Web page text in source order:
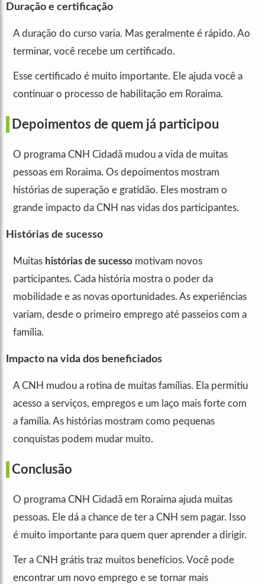
Duração e certificação
A duração do curso varia. Mas geralmente é rápido. Ao
terminar, você recebe um certificado.
Esse certificado é muito importante. Ele ajuda você a
continuar o processo de habilitação em Roraima.
Depoimentos de quem já participou
O programa CNH Cidadã mudou a vida de muitas
pessoas em Roraima. Os depoimentos mostram
histórias de superação e gratidão. Eles mostram o
grande impacto da CNH nas vidas dos participantes.
Histórias de sucesso
Muitas histórias de sucesso motivam novos
participantes. Cada história mostra o poder da
mobilidade e as novas oportunidades. As experiências
variam, desde o primeiro emprego até passeios com a
família.
Impacto na vida dos beneficiados
A CNH mudou a rotina de muitas famílias. Ela permitiu
acesso a serviços, empregos e um laço mais forte com
a família. As histórias mostram como pequenas
conquistas podem mudar muito.
Conclusão
O programa CNH Cidadã em Roraima ajuda muitas
pessoas. Ele dá a chance de ter a CNH sem pagar. Isso
é muito importante para quem quer aprender a dirigir.
Ter a CNH grátis traz muitos benefícios. Você pode
encontrar um novo emprego e se tornar mais